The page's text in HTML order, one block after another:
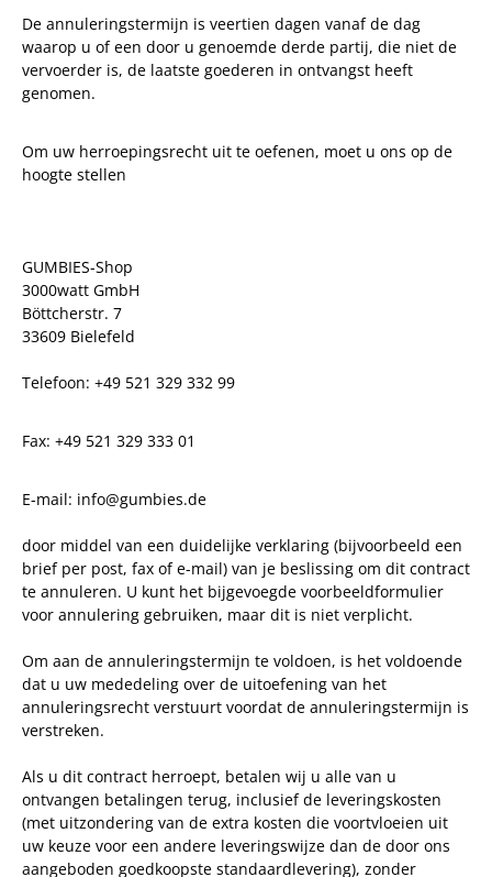
De annuleringstermijn is veertien dagen vanaf de dag
waarop u of een door u genoemde derde partij, die niet de
vervoerder is, de laatste goederen in ontvangst heeft
genomen.
Om uw herroepingsrecht uit te oefenen, moet u ons op de
hoogte stellen
GUMBIES-Shop
3000watt GmbH
Böttcherstr. 7
33609 Bielefeld
Telefoon: +49 521 329 332 99
Fax: +49 521 329 333 01
E-mail: info@gumbies.de
door middel van een duidelijke verklaring (bijvoorbeeld een
brief per post, fax of e-mail) van je beslissing om dit contract
te annuleren. U kunt het bijgevoegde voorbeeldformulier
voor annulering gebruiken, maar dit is niet verplicht.
Om aan de annuleringstermijn te voldoen, is het voldoende
dat u uw mededeling over de uitoefening van het
annuleringsrecht verstuurt voordat de annuleringstermijn is
verstreken.
Als u dit contract herroept, betalen wij u alle van u
ontvangen betalingen terug, inclusief de leveringskosten
(met uitzondering van de extra kosten die voortvloeien uit
uw keuze voor een andere leveringswijze dan de door ons
aangeboden goedkoopste standaardlevering), zonder